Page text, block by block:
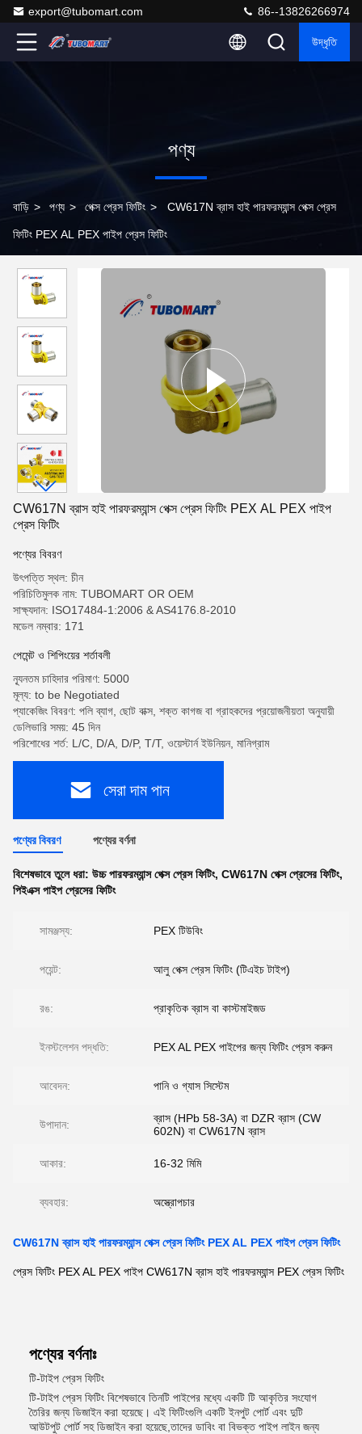
export@tubomart.com 86--13826266974
উদ্ধৃতি
পণ্য
বাড়ি > পণ্য > পেক্স প্রেস ফিটিং > CW617N ব্রাস হাই পারফরম্যান্স পেক্স প্রেস
ফিটিং PEX AL PEX পাইপ প্রেস ফিটিং
CW617N ব্রাস হাই পারফরম্যান্স পেক্স প্রেস ফিটিং PEX AL PEX পাইপ
প্রেস ফিটিং
পণ্যের বিবরণ
উৎপত্তি স্থল: চীন
পরিচিতিমুলক নাম: TUBOMART OR OEM
সাক্ষ্যদান: ISO17484-1:2006 & AS4176.8-2010
মডেল নম্বার: 171
পেমেন্ট ও শিপিংয়ের শর্তাবলী
ন্যূনতম চাহিদার পরিমাণ: 5000
মূল্য: to be Negotiated
প্যাকেজিং বিবরণ: পলি ব্যাগ, ছোট বাক্স, শক্ত কাগজ বা গ্রাহকদের প্রয়োজনীয়তা অনুযায়ী
ডেলিভারি সময়: 45 দিন
পরিশোধের শর্ত: L/C, D/A, D/P, T/T, ওয়েস্টার্ন ইউনিয়ন, মানিগ্রাম
সেরা দাম পান
পণ্যের বিবরণ পণ্যের বর্ণনা
বিশেষভাবে তুলে ধরা: উচ্চ পারফরম্যান্স পেক্স প্রেস ফিটিং, CW617N পেক্স প্রেসের ফিটিং,
পিইএক্স পাইপ প্রেসের ফিটিং
সামঞ্জস্য: PEX টিউবিং
পয়েন্ট: আলু পেক্স প্রেস ফিটিং (টিএইচ টাইপ)
রঙ: প্রাকৃতিক ব্রাস বা কাস্টমাইজড
ইনস্টলেশন পদ্ধতি: PEX AL PEX পাইপের জন্য ফিটিং প্রেস করুন
আবেদন: পানি ও গ্যাস সিস্টেম
উপাদান:
ব্রাস (HPb 58-3A) বা DZR ব্রাস (CW
602N) বা CW617N ব্রাস
আকার: 16-32 মিমি
ব্যবহার: অস্ত্রোপচার
CW617N ব্রাস হাই পারফরম্যান্স পেক্স প্রেস ফিটিং PEX AL PEX পাইপ প্রেস ফিটিং
প্রেস ফিটিং PEX AL PEX পাইপ CW617N ব্রাস হাই পারফরম্যান্স PEX প্রেস ফিটিং
পণ্যের বর্ণনাঃ
টি-টাইপ প্রেস ফিটিং
টি-টাইপ প্রেস ফিটিং বিশেষভাবে তিনটি পাইপের মধ্যে একটি টি আকৃতির সংযোগ
তৈরির জন্য ডিজাইন করা হয়েছে। এই ফিটিংগুলি একটি ইনপুট পোর্ট এবং দুটি
আউটপুট পোর্ট সহ ডিজাইন করা হয়েছে,তাদের ডাবিং বা বিভক্ত পাইপ লাইন জন্য